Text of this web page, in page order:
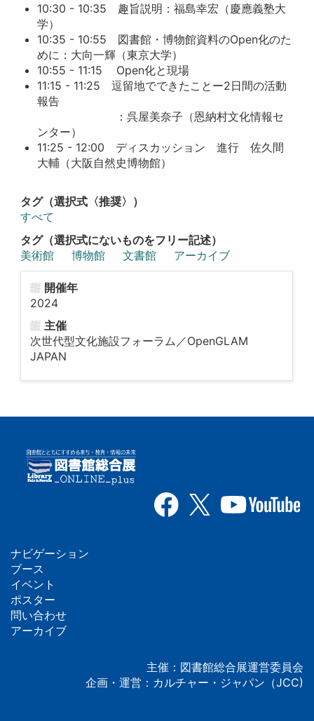
10:30 - 10:35 趣旨説明：福島幸宏（慶應義塾大
学）
10:35 - 10:55 図書館・博物館資料のOpen化のた
めに：大向一輝（東京大学）
10:55 - 11:15 Open化と現場
11:15 - 11:25 逗留地でできたことー2日間の活動
報告
：呉屋美奈子（恩納村文化情報セ
ンター）
11:25 - 12:00 ディスカッション 進行 佐久間
大輔（大阪自然史博物館）
タグ（選択式〈推奨〉）
すべて
タグ（選択式にないものをフリー記述）
美術館
博物館 文書館 アーカイブ
開催年
2024
主催
次世代型文化施設フォーラム／OpenGLAM
JAPAN
フ
ッ
タ
ナビゲーション
ブース
イベント
ポスター
問い合わせ
アーカイブ
主催：図書館総合展運営委員会
企画・運営：カルチャー・ジャパン（JCC)